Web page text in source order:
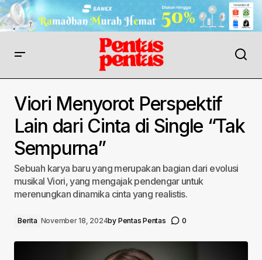
Viori Menyorot Perspektif
Lain dari Cinta di Single “Tak
Sempurna”
Sebuah karya baru yang merupakan bagian dari evolusi
musikal Viori, yang mengajak pendengar untuk
merenungkan dinamika cinta yang realistis.
Berita November 18, 2024by Pentas Pentas 0